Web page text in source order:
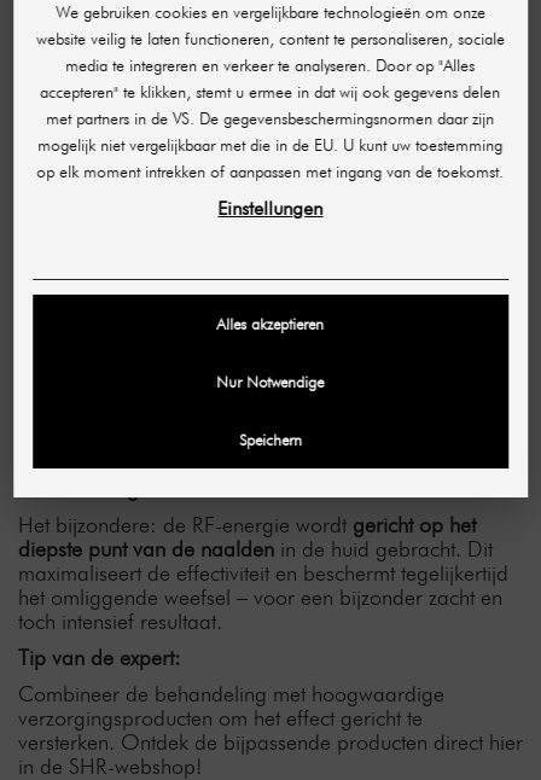
Bevordering van vetafbraak & lifting-effect
Verkleining van de poriën & regulering van de
talgproductie
Behandeling van hyperhidrose (overmatig zweten)
Verbeterde huidstructuur & zichtbare glans
Ontwikkeld voor de hoogste eisen
Met twee ergonomische handstukken maakt de
Dankzij de intuïtieve gebruikersinterface en een groot
kunnen alle instellingen – van de
ideaal voor behandelingen in de praktijk, maar ook
perfect voor mobiel gebruik.
Het bijzondere: de RF-energie wordt gericht op het
diepste punt van de naalden in de huid gebracht. Dit
maximaliseert de effectiviteit en beschermt tegelijkertijd
het omliggende weefsel – voor een bijzonder zacht en
toch intensief resultaat.
Tip van de expert:
Combineer de behandeling met hoogwaardige
verzorgingsproducten om het effect gericht te
versterken. Ontdek de bijpassende producten direct hier
in de SHR-webshop!
We gebruiken cookies en vergelijkbare technologieën om onze
website veilig te laten functioneren, content te personaliseren, sociale
media te integreren en verkeer te analyseren. Door op "Alles
accepteren" te klikken, stemt u ermee in dat wij ook gegevens delen
met partners in de VS. De gegevensbeschermingsnormen daar zijn
mogelijk niet vergelijkbaar met die in de EU. U kunt uw toestemming
op elk moment intrekken of aanpassen met ingang van de toekomst.
Einstellungen
Alles akzeptieren
Nur Notwendige
Speichern